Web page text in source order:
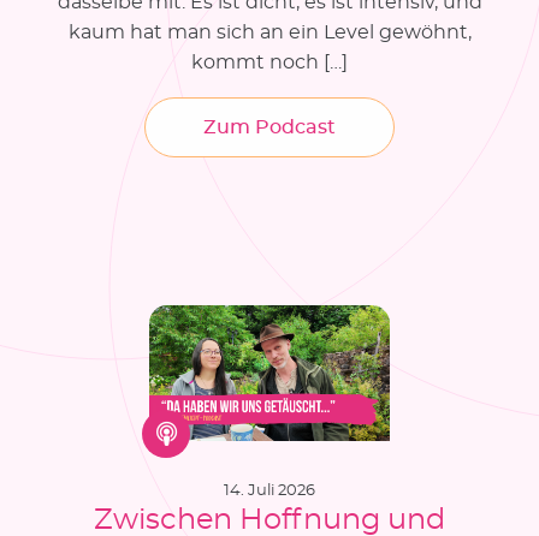
kaum hat man sich an ein Level gewöhnt,
kommt noch […]
Zum Podcast
14. Juli 2026
Zwischen Hoffnung und